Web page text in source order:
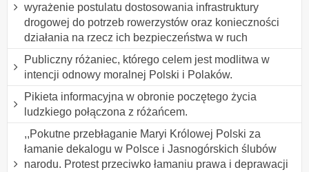
wyrażenie postulatu dostosowania infrastruktury
drogowej do potrzeb rowerzystów oraz konieczności
działania na rzecz ich bezpieczeństwa w ruch
Publiczny różaniec, którego celem jest modlitwa w
intencji odnowy moralnej Polski i Polaków.
Pikieta informacyjna w obronie poczętego życia
ludzkiego połączona z różańcem.
,,Pokutne przebłaganie Maryi Królowej Polski za
łamanie dekalogu w Polsce i Jasnogórskich ślubów
narodu. Protest przeciwko łamaniu prawa i deprawacji